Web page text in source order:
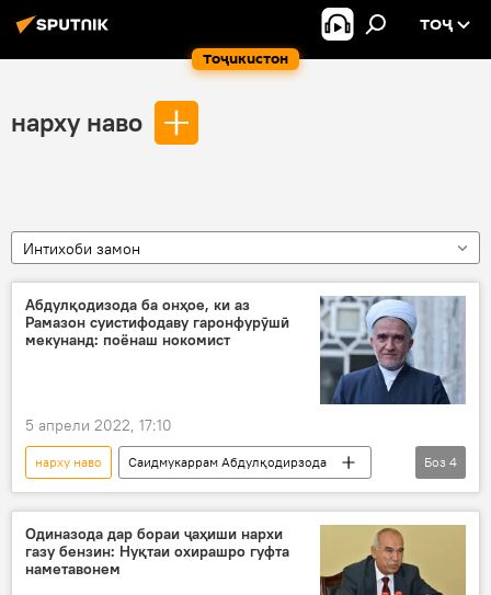
Тоҷикистон
ТОҶ
нарху наво
Интихоби замон
Абдулқодизода ба онҳое, ки аз
Рамазон суистифодаву гаронфурӯшӣ
мекунанд: поёнаш нокомист
5 апрели 2022, 17:10
нарху наво
Саидмукаррам Абдулқодирзода
Шӯрои уламои ҶТ
Иҷтимоъ
моҳи шарифи Рамазон
бозор
Боз 4
Одиназода дар бораи ҷаҳиши нархи
газу бензин: Нуқтаи охирашро гуфта
наметавонем